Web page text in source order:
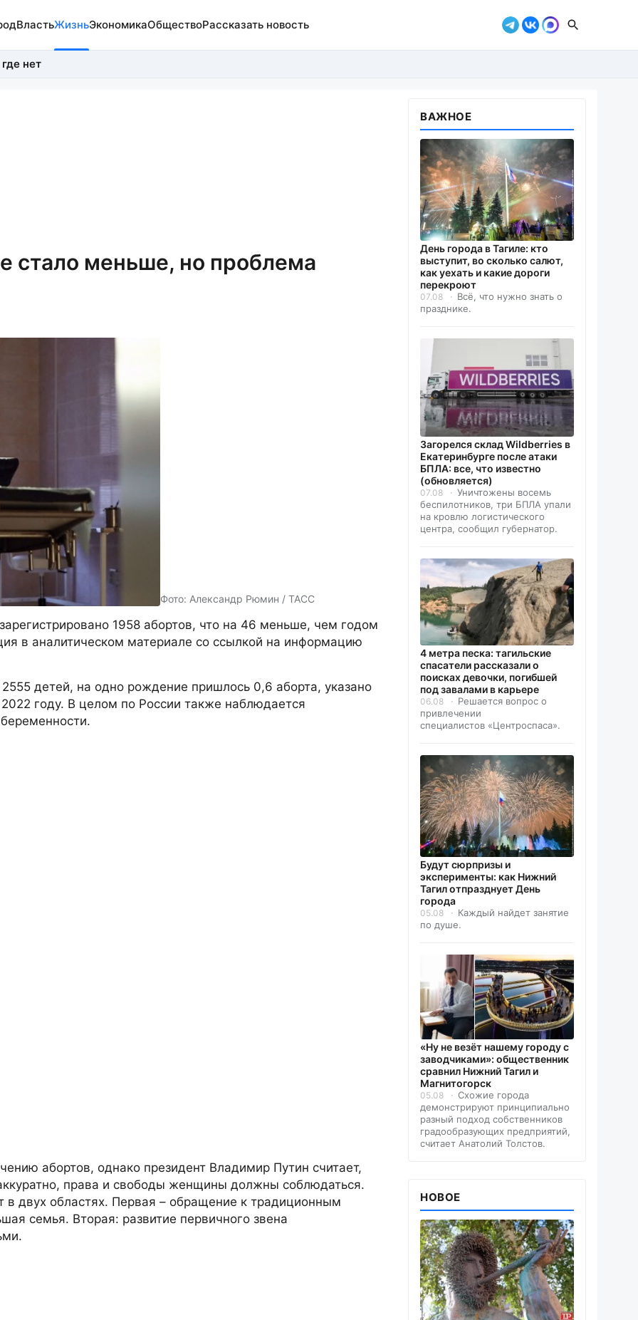
ВластьЖизньЭкономикаОбществоРассказать новость
нет
стало меньше, но проблема
Фото: Александр Рюмин / ТАСС
1958 абортов, что на 46 меньше, чем годом
в аналитическом материале со ссылкой на информацию
детей, на одно рождение пришлось 0,6 аборта, указано
году. В целом по России также наблюдается
абортов, однако президент Владимир Путин считает,
права и свободы женщины должны соблюдаться.
в двух областях. Первая – обращение к традиционным
семья. Вторая: развитие первичного звена
ВАЖНОЕ
День города в Тагиле: кто
выступит, во сколько салют,
как уехать и какие дороги
перекроют
07.08
Всё, что нужно знать о
празднике.
Загорелся склад Wildberries в
Екатеринбурге после атаки
БПЛА: все, что известно
(обновляется)
07.08
Уничтожены восемь
беспилотников, три БПЛА упали
на кровлю логистического
центра, сообщил губернатор.
4 метра песка: тагильские
спасатели рассказали о
поисках девочки, погибшей
под завалами в карьере
06.08
Решается вопрос о
привлечении
специалистов «Центроспаса».
Будут сюрпризы и
эксперименты: как Нижний
Тагил отпразднует День
города
05.08
Каждый найдет занятие
по душе.
«Ну не везёт нашему городу с
заводчиками»: общественник
сравнил Нижний Тагил и
Магнитогорск
05.08
Схожие города
демонстрируют принципиально
разный подход собственников
градообразующих предприятий,
считает Анатолий Толстов.
НОВОЕ